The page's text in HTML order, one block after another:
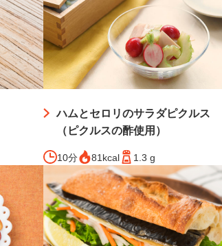
ハムとセロリのサラダピクルス
（ピクルスの酢使用）
10分 81kcal 1.3 g